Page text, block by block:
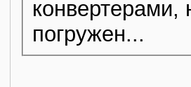
конвертерами,
погружен...